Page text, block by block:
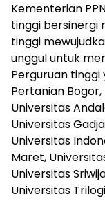
Kementerian
tinggi bersinergi
tinggi
unggul untuk
Perguruan
Pertanian
Universitas
Universitas
Universitas
Maret,
Universitas
Universitas